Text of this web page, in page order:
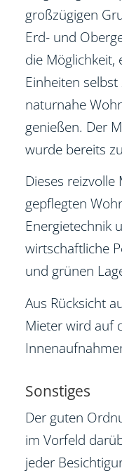
großzügigen
Erd- und
die Möglichkeit,
Einheiten
naturnahe
genießen. Der
wurde bereits
Dieses
gepflegten
Energietechnik
wirtschaftliche
und grünen
Aus Rücksicht
Mieter wird auf
Sonstiges
Der guten
im Vorfeld
jeder